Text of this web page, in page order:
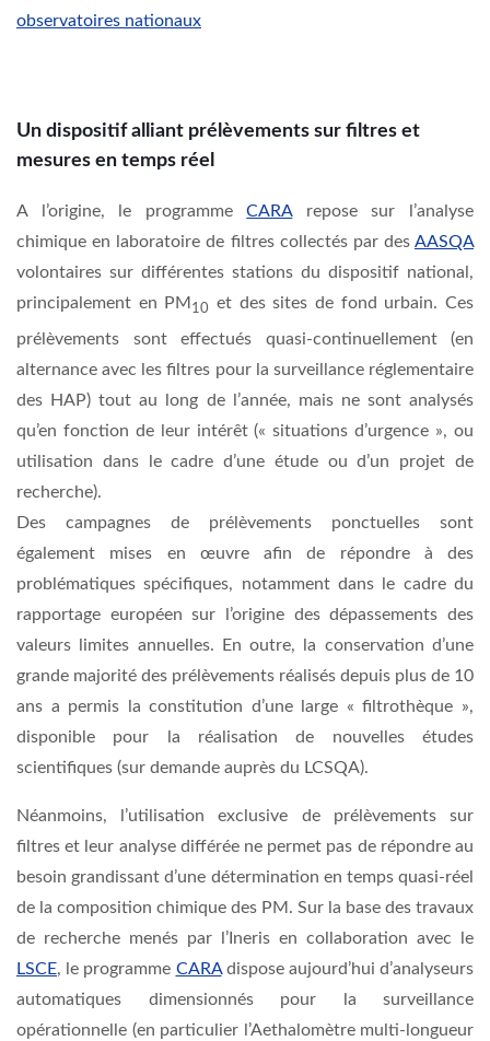
observatoires nationaux
Un dispositif alliant prélèvements sur filtres et
mesures en temps réel
A l’origine, le programmeCARArepose sur l’analyse
chimique en laboratoire de filtres collectés par des AASQA
volontaires sur différentes stations du dispositif national,
principalement en PM 10 et des sites de fond urbain. Ces
prélèvements sont effectués quasi-continuellement (en
alternance avec les filtres pour la surveillance réglementaire
des HAP) tout au long de l’année, mais ne sont analysés
qu’en fonction de leur intérêt (« situations d’urgence », ou
utilisation dans le cadre d’une étude ou d’un projet de
recherche).
Des campagnes de prélèvements ponctuelles sont
également mises en œuvre afin de répondre à des
problématiques spécifiques, notamment dans le cadre du
rapportage européen sur l’origine des dépassements des
valeurs limites annuelles. En outre, la conservation d’une
grande majorité des prélèvements réalisés depuis plus de 10
ans a permis la constitution d’une large « filtrothèque »,
disponible pour la réalisation de nouvelles études
scientifiques (sur demande auprès du LCSQA).
Néanmoins, l’utilisation exclusive de prélèvements sur
filtres et leur analyse différée ne permet pas de répondre au
besoin grandissant d’une détermination en temps quasi-réel
de la composition chimique des PM. Sur la base des travaux
de recherche menés par l’Ineris en collaboration avec le
LSCE, le programme CARAdispose aujourd’hui d’analyseurs
automatiques dimensionnés pour la surveillance
opérationnelle (en particulier l’Aethalomètre multi-longueur